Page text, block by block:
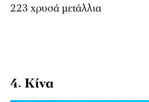
223 χρυσά μετάλλια
4. Κίνα